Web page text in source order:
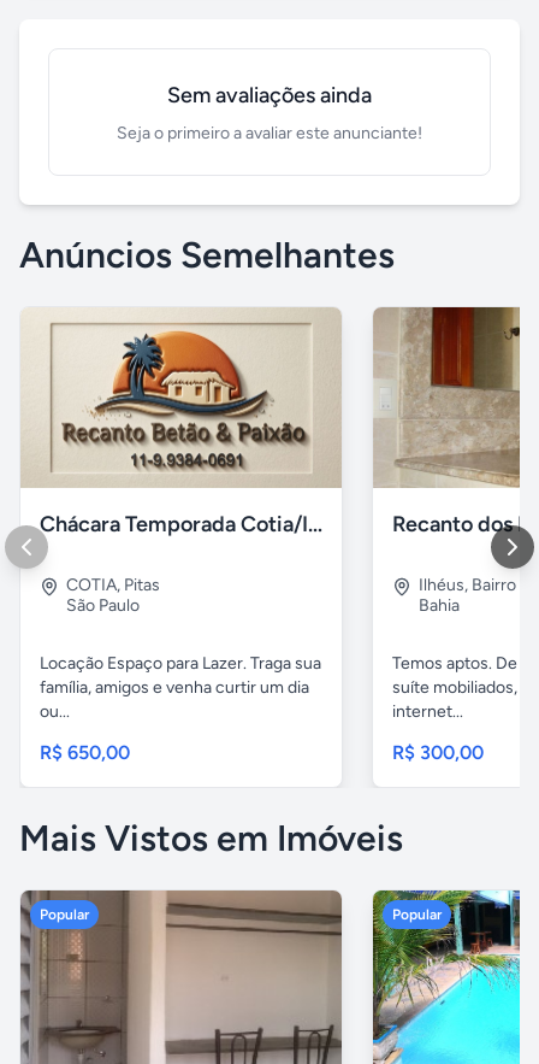
Sem avaliações ainda
Seja o primeiro a avaliar este anunciante!
Anúncios Semelhantes
Chácara Temporada Cotia/Itapevi
COTIA, Pitas
São Paulo
Locação Espaço para Lazer. Traga sua
família, amigos e venha curtir um dia
ou...
R$ 650,00
Recanto dos
Ilhéus, Bairro
Bahia
Temos aptos. De
suíte mobiliados,
internet...
R$ 300,00
Mais Vistos em Imóveis
Popular Popular